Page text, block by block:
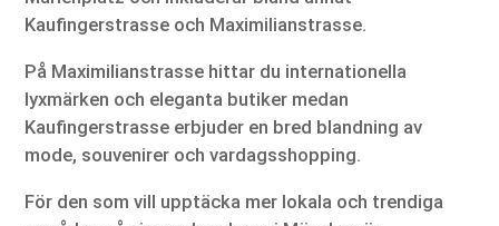
Kaufingerstrasse och Maximilianstrasse.
På Maximilianstrasse hittar du internationella
lyxmärken och eleganta butiker medan
Kaufingerstrasse erbjuder en bred blandning av
mode, souvenirer och vardagsshopping.
För den som vill upptäcka mer lokala och trendiga